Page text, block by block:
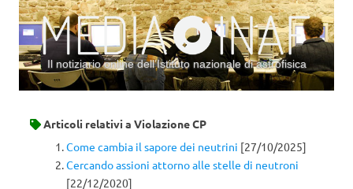
Il notiziario online dell’Istituto nazionale di astrofisica
Articoli relativi a Violazione CP
Come cambia il sapore dei neutrini [27/10/2025]
Cercando assioni attorno alle stelle di neutroni
[22/12/2020]